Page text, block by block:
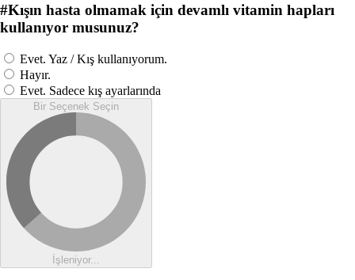
#Kışın hasta olmamak için devamlı vitamin hapları
kullanıyor musunuz?
Evet. Yaz / Kış kullanıyorum.
Hayır.
Evet. Sadece kış ayarlarında
Bir Seçenek Seçin
İşleniyor...